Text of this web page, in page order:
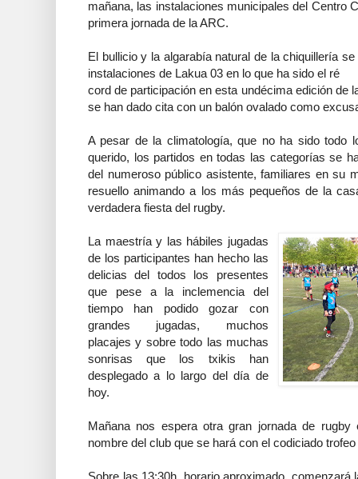
mañana, las instalaciones municipales del Centro
primera jornada de la ARC.
El bullicio y la algarabía natural de la chiquillería
instalaciones de Lakua 03 en lo que ha sido el ré
cord de participación en esta undécima edición de
se han dado cita con un balón ovalado como
A pesar de la climatología, que no ha sido todo
querido, los partidos en todas las categorías se
del numeroso público asistente, familiares en su
resuello animando a los más pequeños de la
verdadera fiesta del rugby.
La maestría y las hábiles jugadas
de los participantes han hecho las
delicias del todos los presentes
que pese a la inclemencia del
tiempo han podido gozar con
grandes jugadas, muchos
placajes y sobre todo las muchas
sonrisas que los txikis han
desplegado a lo largo del día de
hoy.
Mañana nos espera otra gran jornada de
nombre del club que se hará con el codiciado